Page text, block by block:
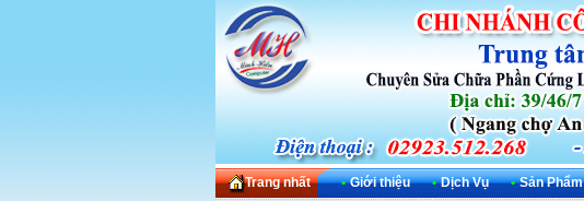
Trang nhất • Giới thiệu • Dịch Vụ • Sản Phẩm